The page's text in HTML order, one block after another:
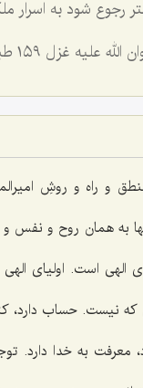
غزل ١٥٩ طبع دکتر غنى.
و راه و روشِ
به همان روح و نفس
الهی است. اولیای
نیست. حساب دارد،
معرفت به خدا دارد.